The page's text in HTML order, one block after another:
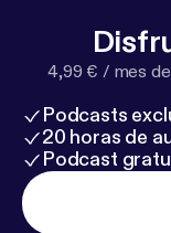
--- Send in a
tify.com/pod/
ge
4,99 € / mes
Podcasts
20 horas de
Podcast